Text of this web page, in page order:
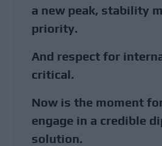
a new peak, stability
priority.
And respect for
critical.
Now is the moment
engage in a credible
solution.